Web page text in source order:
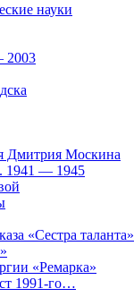
науки
2003
Дмитрия Москина
1941 — 1945
«Сестра таланта»
«Ремарка»
1991-го…